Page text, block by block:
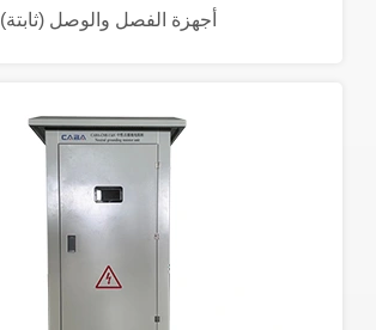
أجهزة الفصل والوصل (ثابتة)